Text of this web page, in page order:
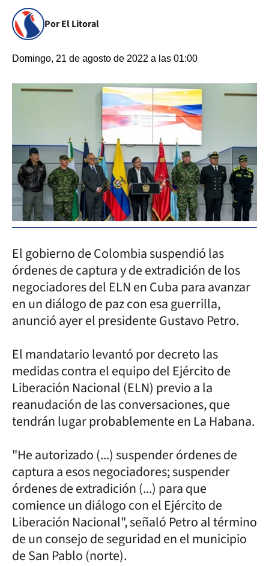
Por El Litoral
Domingo, 21 de agosto de 2022 a las 01:00
El gobierno de Colombia suspendió las
órdenes de captura y de extradición de los
negociadores del ELN en Cuba para avanzar
en un diálogo de paz con esa guerrilla,
anunció ayer el presidente Gustavo Petro.
El mandatario levantó por decreto las
medidas contra el equipo del Ejército de
Liberación Nacional (ELN) previo a la
reanudación de las conversaciones, que
tendrán lugar probablemente en La Habana.
"He autorizado (...) suspender órdenes de
captura a esos negociadores; suspender
órdenes de extradición (...) para que
comience un diálogo con el Ejército de
Liberación Nacional", señaló Petro al término
de un consejo de seguridad en el municipio
de San Pablo (norte).